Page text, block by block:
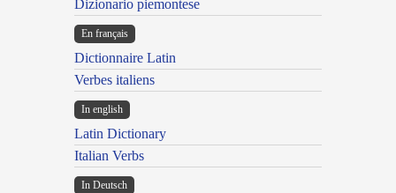
Dizionario piemontese
En français
Dictionnaire Latin
Verbes italiens
In english
Latin Dictionary
Italian Verbs
In Deutsch